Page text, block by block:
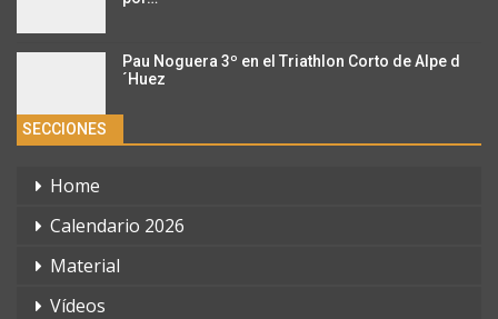
Pau Noguera 3º en el Triathlon Corto de Alpe d
´Huez
SECCIONES
Home
Calendario 2026
Material
Vídeos